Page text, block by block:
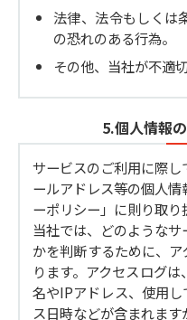
法律、法令もしくは
の恐れのある行為。
その他、当社が不適
5.個人情報
サービスのご利用に際
ールアドレス等の個人
ーポリシー」に則り取り
当社では、どのような
かを判断するために、
ります。アクセスログ
名やIPアドレス、使用
ス日時などが含まれま